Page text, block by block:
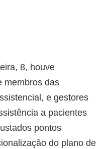
8, houve
membros das
e gestores
a pacientes
pontos
do plano de